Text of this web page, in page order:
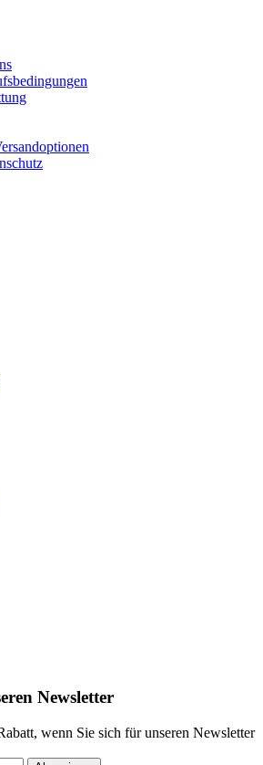
Newsletter
wenn Sie sich für unseren Newsletter